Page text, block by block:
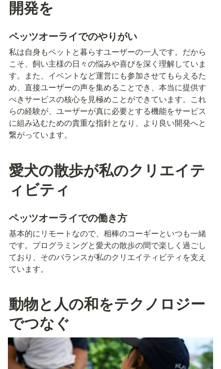
開発を
ペッツオーライでのやりがい
私は自身もペットと暮らすユーザーの一人です。だから
こそ、飼い主様の日々の悩みや喜びを深く理解していま
す。また、イベントなど運営にも参加させてもらえるた
め、直接ユーザーの声を集めることでき、本当に提供す
べきサービスの核心を見極めことができています。これ
らの経験が、ユーザーが真に必要とする機能をサービス
に組み込むための貴重な指針となり、より良い開発へと
繋がっています。
愛犬の散歩が私のクリエイテ
ィビティ
ペッツオーライでの働き方
基本的にリモートなので、相棒のコーギーといつも一緒
です。プログラミングと愛犬の散歩の間で楽しく過ごし
ており、そのバランスが私のクリエイティビティを支え
ています。
動物と人の和をテクノロジー
でつなぐ